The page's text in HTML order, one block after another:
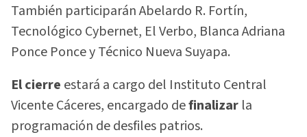
También participarán Abelardo R. Fortín,
Tecnológico Cybernet, El Verbo, Blanca Adriana
Ponce Ponce y Técnico Nueva Suyapa.
El cierre estará a cargo del Instituto Central
Vicente Cáceres, encargado definalizar la
programación de desfiles patrios.